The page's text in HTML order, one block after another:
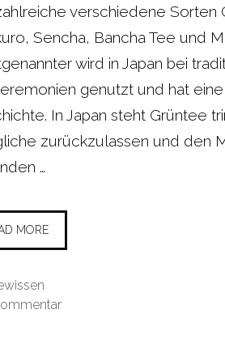
verschiedene Sorten
Sencha, Bancha Tee und
wird in Japan bei
genutzt und hat
In Japan steht Grüntee
zurückzulassen und den
…
MORE